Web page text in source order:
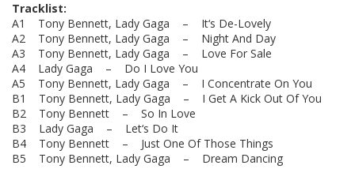
Tracklist:
A1 Tony Bennett, Lady Gaga – It‘s De-Lovely
A2 Tony Bennett, Lady Gaga – Night And Day
A3 Tony Bennett, Lady Gaga – Love For Sale
A4 Lady Gaga – Do I Love You
A5 Tony Bennett, Lady Gaga – I Concentrate On You
B1 Tony Bennett, Lady Gaga – I Get A Kick Out Of You
B2 Tony Bennett – So In Love
B3 Lady Gaga – Let‘s Do It
B4 Tony Bennett – Just One Of Those Things
B5 Tony Bennett, Lady Gaga – Dream Dancing